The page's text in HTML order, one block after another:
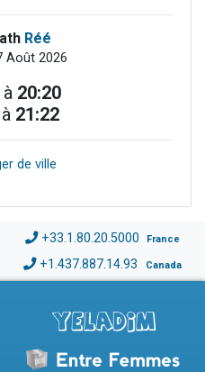
Réé
Août 2026
20:20
21:22
de ville
+33.1.80.20.5000 France
+1.437.887.14.93 Canada